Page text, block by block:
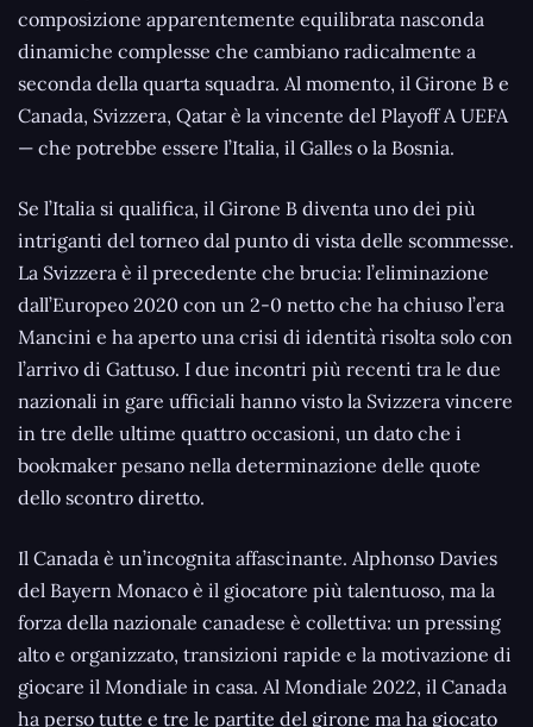
composizione apparentemente equilibrata nasconda
dinamiche complesse che cambiano radicalmente a
seconda della quarta squadra. Al momento, il Girone B e
Canada, Svizzera, Qatar è la vincente del Playoff A UEFA
— che potrebbe essere l’Italia, il Galles o la Bosnia.
Se l’Italia si qualifica, il Girone B diventa uno dei più
intriganti del torneo dal punto di vista delle scommesse.
La Svizzera è il precedente che brucia: l’eliminazione
dall’Europeo 2020 con un 2-0 netto che ha chiuso l’era
Mancini e ha aperto una crisi di identità risolta solo con
l’arrivo di Gattuso. I due incontri più recenti tra le due
nazionali in gare ufficiali hanno visto la Svizzera vincere
in tre delle ultime quattro occasioni, un dato che i
bookmaker pesano nella determinazione delle quote
dello scontro diretto.
Il Canada è un’incognita affascinante. Alphonso Davies
del Bayern Monaco è il giocatore più talentuoso, ma la
forza della nazionale canadese è collettiva: un pressing
alto e organizzato, transizioni rapide e la motivazione di
giocare il Mondiale in casa. Al Mondiale 2022, il Canada
ha perso tutte e tre le partite del girone ma ha giocato